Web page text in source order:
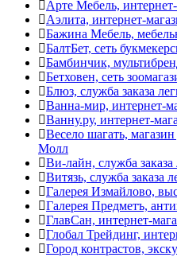
Арте Мебель,
Аэлита, интернет-
Бажина Мебель,
БалтБет, сеть
Бамбинчик,
Бетховен, сеть
Блюз, служба заказа
Ванна-мир, интернет-
Ванну.ру, интернет-
Весело шагать,
Молл
Ви-лайн, служба заказа
Витязь, служба заказа
Галерея Измайлово,
Галерея Предметъ,
ГлавСан, интернет-
Глобал Трейдинг,
Город контрастов,